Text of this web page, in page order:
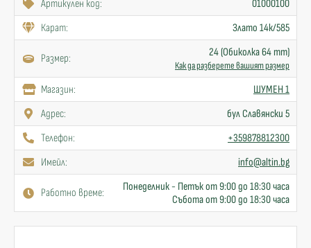
Артикулен код:
01000100
Карат:
Злато 14к/585
Размер: 24 (Обиколка 64 mm)
Как да разберете вашият размер
Mагазин:
ШУМЕН 1
Адрес:
бул Славянски 5
Телефон:
+359878812300
Имейл:
info@altin.bg
Работно време:
Понеделник - Петък от 9:00 до 18:30 часа
Събота от 9:00 до 18:30 часа